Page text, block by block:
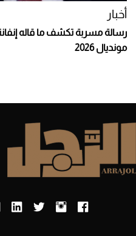
أخبار
رسالة مسربة تكشف ما قاله
مونديال 2026